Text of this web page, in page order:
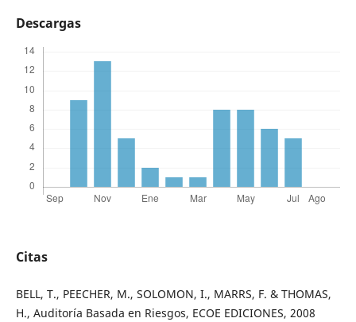
Descargas
Citas
BELL, T., PEECHER, M., SOLOMON, I., MARRS, F. & THOMAS,
H., Auditoría Basada en Riesgos, ECOE EDICIONES, 2008